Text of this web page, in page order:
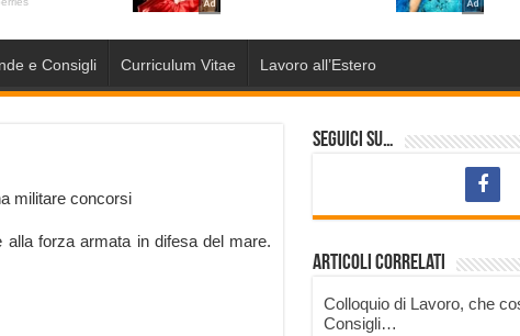
e Consigli Curriculum Vitae Lavoro all’Estero
forza armata in difesa del mare.
Seguici su…
Articoli correlati
Colloquio di Lavoro, che
Consigli…